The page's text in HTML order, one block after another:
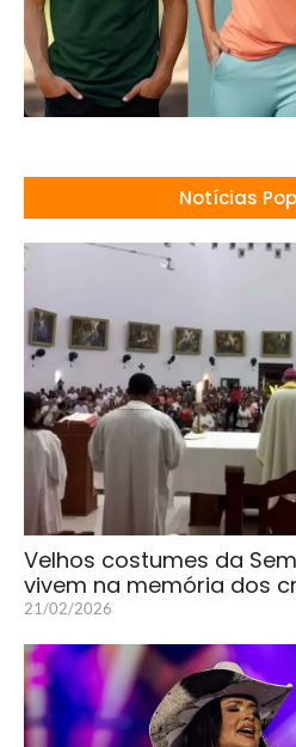
Notícias
Velhos costumes da
vivem na memória dos
21/02/2026